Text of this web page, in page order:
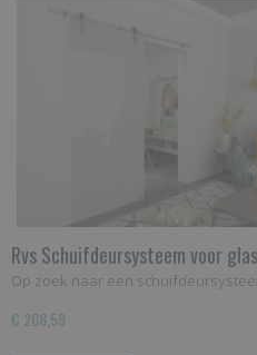
Rvs Schuifdeursysteem voor glas
Op zoek naar een
€ 208,58